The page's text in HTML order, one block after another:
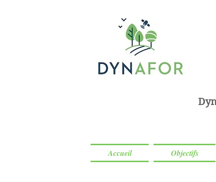
Accueil Objectifs